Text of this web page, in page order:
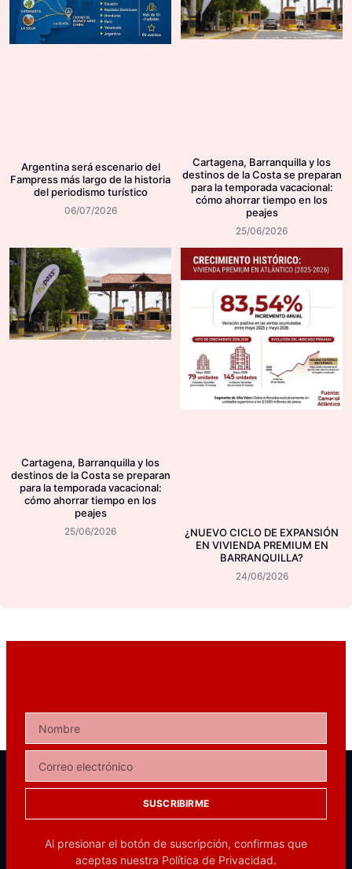
Argentina será escenario del
Fampress más largo de la historia
del periodismo turístico
06/07/2026
Cartagena, Barranquilla y los
destinos de la Costa se preparan
para la temporada vacacional:
cómo ahorrar tiempo en los
peajes
25/06/2026
Cartagena, Barranquilla y los
destinos de la Costa se preparan
para la temporada vacacional:
cómo ahorrar tiempo en los
peajes
25/06/2026
¿NUEVO CICLO DE EXPANSIÓN
EN VIVIENDA PREMIUM EN
BARRANQUILLA?
24/06/2026
SUSCRIBIRME
Al presionar el botón de suscripción, confirmas que
aceptas nuestra Política de Privacidad.